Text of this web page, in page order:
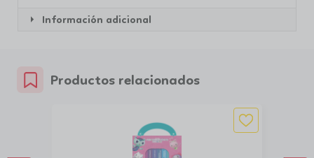
Información adicional
Productos relacionados